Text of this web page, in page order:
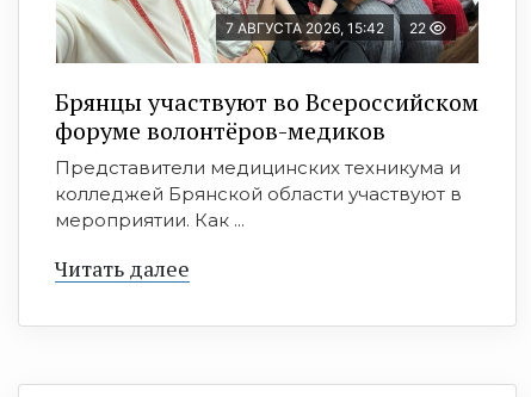
7 АВГУСТА 2026, 15:42 22
Брянцы участвуют во Всероссийском
форуме волонтёров-медиков
Представители медицинских техникума и
колледжей Брянской области участвуют в
мероприятии. Как ...
Читать далее